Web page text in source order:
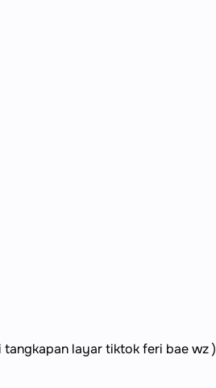
tangkapan layar tiktok feri bae wz )